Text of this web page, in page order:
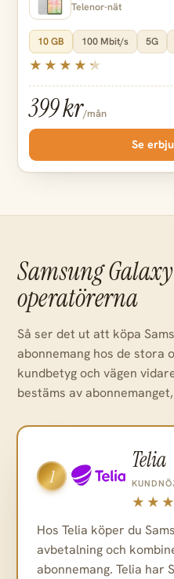
Telenor-nät
10 GB 100 Mbit/s 5G
399 kr/mån
Se
Samsung Galaxy
operatörerna
Så ser det ut att köpa
abonnemang hos de
kundbetyg och vägen
bestäms av
1
Telia
Hos Telia köper du
avbetalning och
abonnemang. Telia har